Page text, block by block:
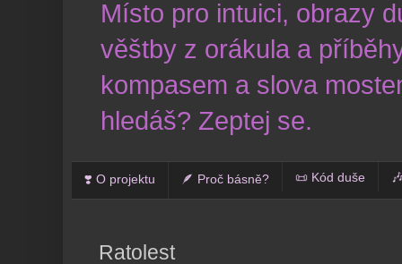
Místo pro intuici, obrazy
věštby z orákula a
kompasem a slova
hledáš? Zeptej se.
❣️ O projektu 🪶 Proč básně? 📜 Kód duše
Ratolest